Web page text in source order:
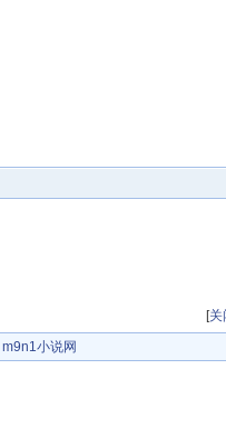
[关
m9n1小说网